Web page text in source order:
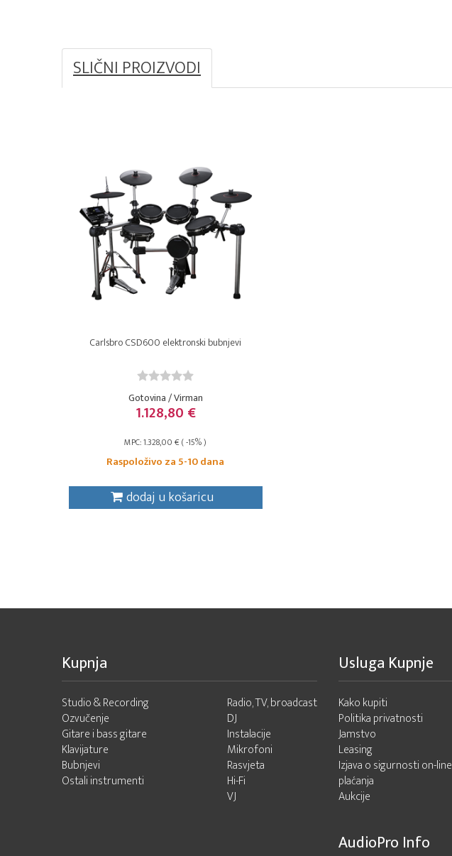
SLIČNI PROIZVODI
Carlsbro CSD600 elektronski bubnjevi
Gotovina / Virman
1.128,80 €
MPC: 1.328,00 € ( -15% )
Raspoloživo za 5-10 dana
dodaj u košaricu
Kupnja
Studio & Recording
Ozvučenje
Gitare i bass gitare
Klavijature
Bubnjevi
Ostali instrumenti
Radio, TV, broadcast
DJ
Instalacije
Mikrofoni
Rasvjeta
Hi-Fi
VJ
Usluga Kupnje
Kako kupiti
Politika privatnosti
Jamstvo
Leasing
Izjava o sigurnosti on-line
plaćanja
Aukcije
AudioPro Info